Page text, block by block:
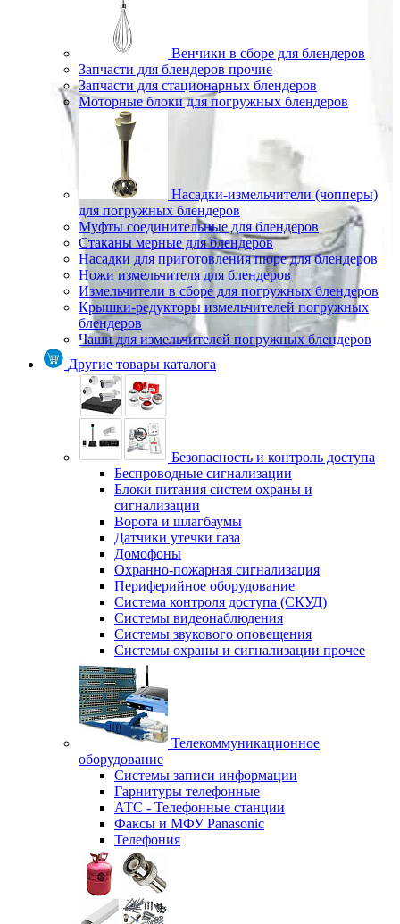
Венчики в сборе для блендеров
Запчасти для блендеров прочие
Запчасти для стационарных блендеров
Моторные блоки для погружных блендеров
Насадки-измельчители (чопперы)
для погружных блендеров
Муфты соединительные для блендеров
Стаканы мерные для блендеров
Насадки для приготовления пюре для блендеров
Ножи измельчителя для блендеров
Измельчители в сборе для погружных блендеров
Крышки-редукторы измельчителей погружных
блендеров
Чаши для измельчителей погружных блендеров
Другие товары каталога
Безопасность и контроль доступа
Беспроводные сигнализации
Блоки питания систем охраны и
сигнализации
Ворота и шлагбаумы
Датчики утечки газа
Домофоны
Охранно-пожарная сигнализация
Периферийное оборудование
Система контроля доступа (СКУД)
Системы видеонаблюдения
Системы звукового оповещения
Системы охраны и сигнализации прочее
Телекоммуникационное
оборудование
Системы записи информации
Гарнитуры телефонные
АТС - Телефонные станции
Факсы и МФУ Panasonic
Телефония